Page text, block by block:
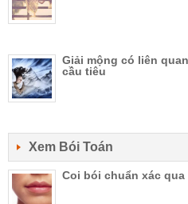
Giải mộng có liên
cầu tiêu
Xem Bói Toán
Coi bói chuẩn xác